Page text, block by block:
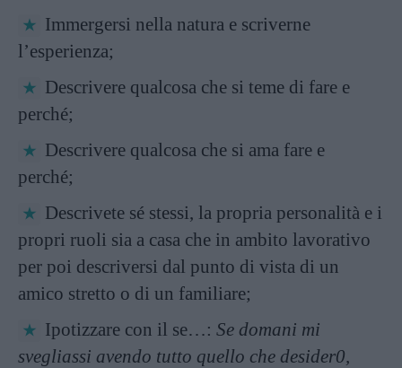
Immergersi nella natura e scriverne
l’esperienza;
Descrivere qualcosa che si teme di fare e
perché;
Descrivere qualcosa che si ama fare e
perché;
Descrivete sé stessi, la propria personalità e i
propri ruoli sia a casa che in ambito lavorativo
per poi descriversi dal punto di vista di un
amico stretto o di un familiare;
Ipotizzare con il se…: Se domani mi
svegliassi avendo tutto quello che desider0,